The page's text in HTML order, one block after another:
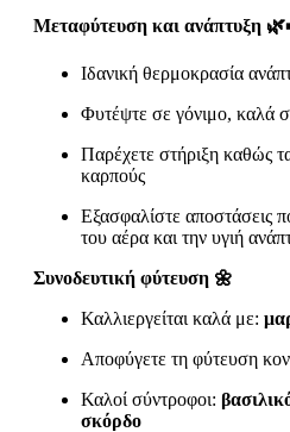
Μεταφύτευση και ανάπτυξη
Ιδανική θερμοκρασία
Φυτέψτε σε γόνιμο, καλά
Παρέχετε στήριξη καθώς
καρπούς
Εξασφαλίστε αποστάσεις
του αέρα και την υγιή
Συνοδευτική φύτευση 🌼
Καλλιεργείται καλά με:
Αποφύγετε τη φύτευση
Καλοί σύντροφοι:
σκόρδο